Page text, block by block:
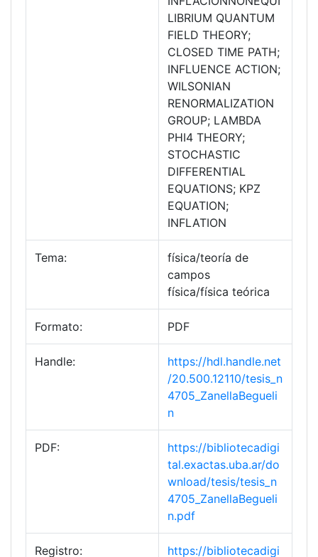
LIBRIUM QUANTUM
FIELD THEORY;
CLOSED TIME PATH;
INFLUENCE ACTION;
WILSONIAN
RENORMALIZATION
GROUP; LAMBDA
PHI4 THEORY;
STOCHASTIC
DIFFERENTIAL
EQUATIONS; KPZ
EQUATION;
INFLATION
Tema:
física/teoría de
campos
física/física teórica
Formato: PDF
Handle:
https://hdl.handle.net
/20.500.12110/tesis_n
4705_ZanellaBegueli
n
PDF:
https://bibliotecadigi
tal.exactas.uba.ar/do
wnload/tesis/tesis_n
4705_ZanellaBegueli
n.pdf
Registro:
https://bibliotecadigi